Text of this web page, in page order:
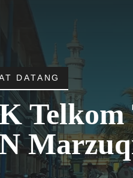
DATANG
Telkom